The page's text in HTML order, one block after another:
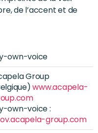
de l’accent et de
own-voice
Group
www.acapela-
own-voice :
group.com